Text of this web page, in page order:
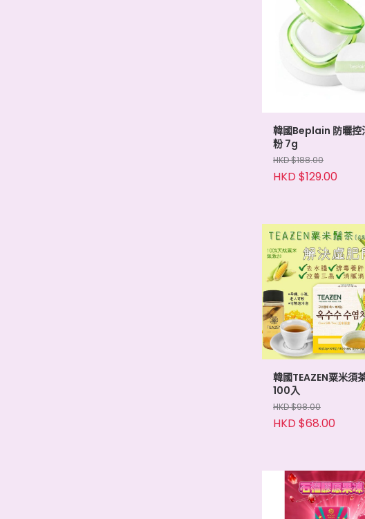
韓國Beplain 防曬控
粉 7g
HKD $188.00
HKD $129.00
韓國TEAZEN粟米須
100入
HKD $98.00
HKD $68.00